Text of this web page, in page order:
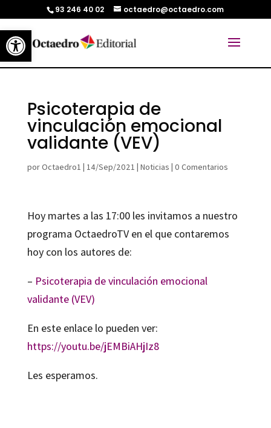
Abrir barra de herramientas
93 246 40 02 octaedro@octaedro.com
Psicoterapia de
vinculación emocional
validante (VEV)
porOctaedro1 | 14/Sep/2021 | Noticias | 0 Comentarios
Hoy martes a las 17:00 les invitamos a nuestro
programa OctaedroTV en el que contaremos
hoy con los autores de:
– Psicoterapia de vinculación emocional
validante (VEV)
En este enlace lo pueden ver:
https://youtu.be/jEMBiAHjIz8
Les esperamos.